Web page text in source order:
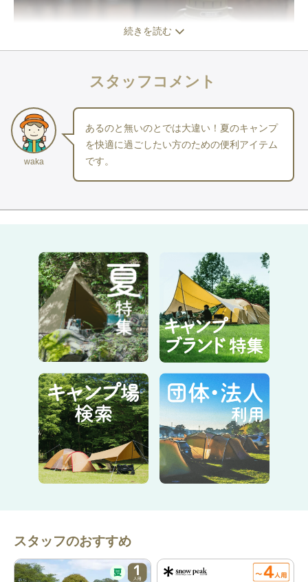
└三脚を使わず
続きを読む
スタッフコメント
waka
あるのと無いのとでは大違い！夏のキャンプ
を快適に過ごしたい方のための便利アイテム
です。
スタッフのおすすめ